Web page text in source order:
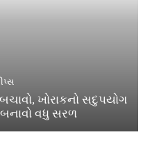
ખોરાકનો સદુપયોગ
વધુ સરળ